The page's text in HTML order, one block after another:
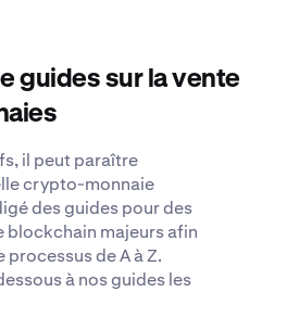
et les implications
pouvez consulter un
des recherches
guides sur la vente
il peut paraître
crypto-monnaie
des guides pour des
blockchain majeurs afin
processus de A à Z.
à nos guides les